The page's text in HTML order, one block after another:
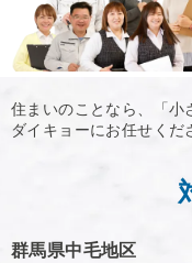
住まいのことなら、「小
ダイキョーにお任せくだ
群馬県中毛地区